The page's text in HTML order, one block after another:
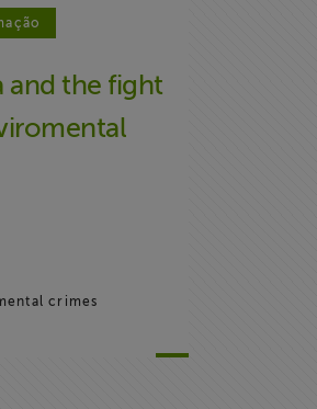
and the fight
crimes